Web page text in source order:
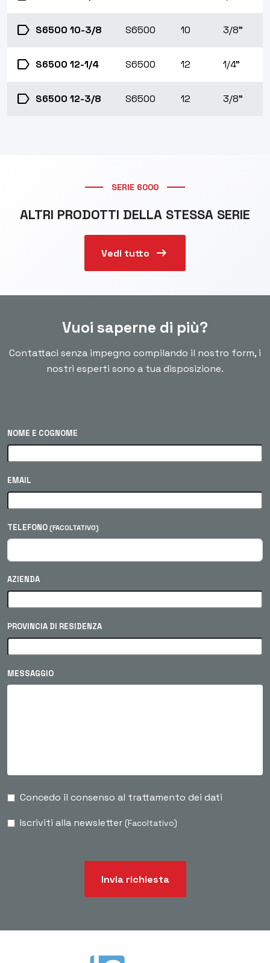
label S6500 10-3/8 S6500 10 3/8"
label S6500 12-1/4 S6500 12 1/4"
label S6500 12-3/8 S6500 12 3/8"
SERIE 6000
ALTRI PRODOTTI DELLA STESSA SERIE
Vedi tutto arrow_right_alt
Vuoi saperne di più?
Contattaci senza impegno compilando il nostro form, i
nostri esperti sono a tua disposizione.
NOME E COGNOME
EMAIL
TELEFONO (FACOLTATIVO)
AZIENDA
PROVINCIA DI RESIDENZA
MESSAGGIO
Concedo il consenso al trattamento dei dati
Iscriviti alla newsletter (Facoltativo)
Invia richiesta